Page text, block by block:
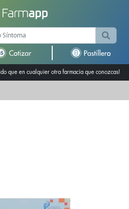
que en cualquier otra farmacia que conozcas!